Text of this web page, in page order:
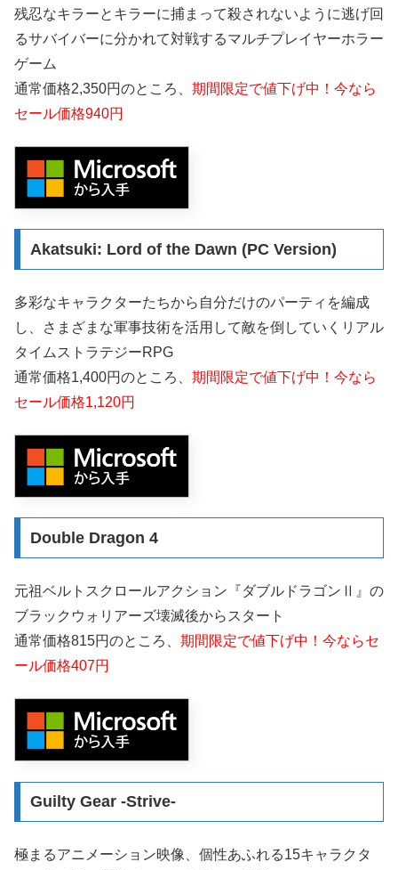
残忍なキラーとキラーに捕まって殺されないように逃げ回
るサバイバーに分かれて対戦するマルチプレイヤーホラー
ゲーム
通常価格2,350円のところ、 期間限定で値下げ中！今なら
セール価格940円
Akatsuki: Lord of the Dawn (PC Version)
多彩なキャラクターたちから自分だけのパーティを編成
し、さまざまな軍事技術を活用して敵を倒していくリアル
タイムストラテジーRPG
通常価格1,400円のところ、 期間限定で値下げ中！今なら
セール価格1,120円
Double Dragon 4
元祖ベルトスクロールアクション『ダブルドラゴンⅡ』の
ブラックウォリアーズ壊滅後からスタート
通常価格815円のところ、 期間限定で値下げ中！今ならセ
ール価格407円
Guilty Gear -Strive-
極まるアニメーション映像、個性あふれる15キャラクタ